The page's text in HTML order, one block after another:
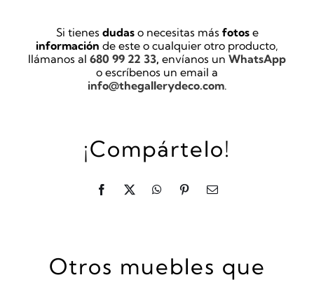
Si tienes dudaso necesitas más fotose
información de este o cualquier otro producto,
llámanos al 680 99 22 33, envíanos un WhatsApp
o escríbenos un email a
info@thegallerydeco.com.
¡Compártelo!
Otros muebles que